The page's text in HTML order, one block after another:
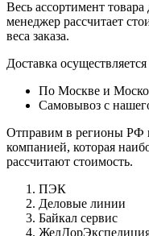
Весь ассортимент товара
менеджер рассчитает
веса заказа.
Доставка
По Москве и
Самовывоз с
Отправим в регионы РФ
компанией, которая
рассчитают стоимость.
ПЭК
Деловые линии
Байкал сервис